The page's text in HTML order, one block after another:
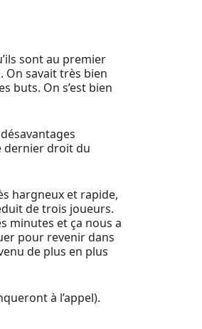
sont au premier
On savait très bien
buts. On s’est bien
dernier droit du
hargneux et rapide,
de trois joueurs.
minutes et ça nous a
pour revenir dans
de plus en plus
à l’appel).